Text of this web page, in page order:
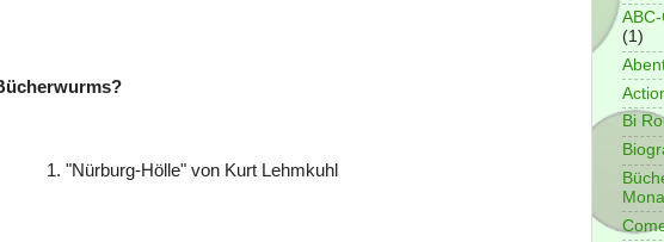
1. "Nürburg-Hölle" von Kurt Lehmkuhl
(1)
Bi